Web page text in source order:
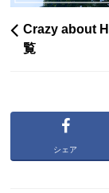
Crazy about
覧
シェア